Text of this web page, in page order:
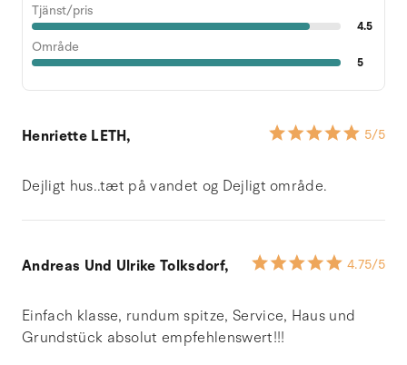
Tjänst/pris
4.5
Område
5
Henriette LETH, 5/5
Dejligt hus..tæt på vandet og Dejligt område.
Andreas Und Ulrike Tolksdorf, 4.75/5
Einfach klasse, rundum spitze, Service, Haus und
Grundstück absolut empfehlenswert!!!